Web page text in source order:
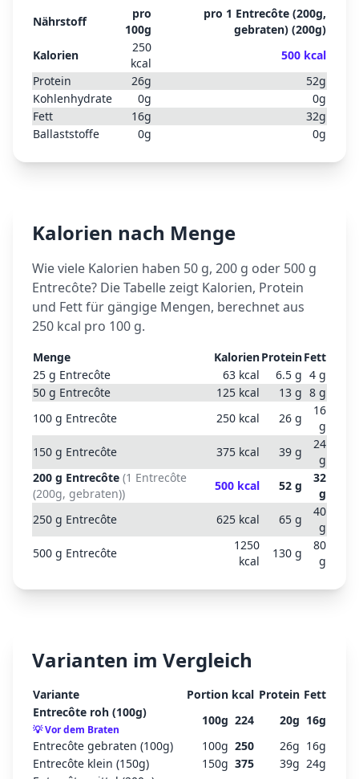
Nährstoff
pro
100g
pro 1 Entrecôte (200g,
gebraten) (200g)
Kalorien
250
kcal
500 kcal
Protein
26g 52g
Kohlenhydrate
0g 0g
Fett
16g 32g
Ballaststoffe
0g 0g
Kalorien nach Menge
Wie viele Kalorien haben 50 g, 200 g oder 500 g
Entrecôte? Die Tabelle zeigt Kalorien, Protein
und Fett für gängige Mengen, berechnet aus
250 kcal pro 100 g.
Menge KalorienProteinFett
25 g Entrecôte 63 kcal 6.5 g 4 g
50 g Entrecôte 125 kcal 13 g 8 g
100 g Entrecôte 250 kcal 26 g
16
g
150 g Entrecôte 375 kcal 39 g
24
g
200 g Entrecôte (1 Entrecôte
(200g, gebraten))
500 kcal 52 g
32
g
250 g Entrecôte 625 kcal 65 g
40
g
500 g Entrecôte
1250
kcal
130 g
80
g
Varianten im Vergleich
Variante Portion kcal Protein Fett
Entrecôte roh (100g)
💡Vor dem Braten
100g 224 20g 16g
Entrecôte gebraten (100g)
100g 250 26g 16g
Entrecôte klein (150g)
150g 375 39g 24g